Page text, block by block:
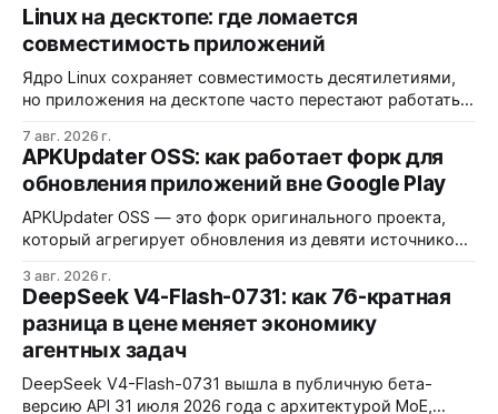
Linux на десктопе: где ломается
совместимость приложений
Ядро Linux сохраняет совместимость десятилетиями,
но приложения на десктопе часто перестают работать
Разработчики обвиняют GNOME и дистрибутивы в
создании искусственных барьеров, а пользователи
платят за это нестабильностью.
7 авг. 2026 г.
APKUpdater OSS: как работает форк для
обновления приложений вне Google Play
APKUpdater OSS — это форк оригинального проекта,
который агрегирует обновления из девяти источников,
установку через Session Installer, Root или Shizuku, но
требует ручной проверки безопасности APK и зависит
от качества метаданных в источниках.
3 авг. 2026 г.
DeepSeek V4-Flash-0731: как 76-кратная
разница в цене меняет экономику
агентных задач
DeepSeek V4-Flash-0731 вышла в публичную бета-
версию API 31 июля 2026 года с архитектурой MoE,